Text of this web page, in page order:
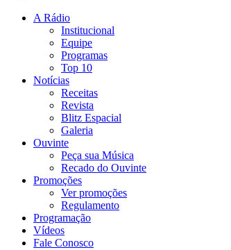
A Rádio
Institucional
Equipe
Programas
Top 10
Notícias
Receitas
Revista
Blitz Espacial
Galeria
Ouvinte
Peça sua Música
Recado do Ouvinte
Promoções
Ver promoções
Regulamento
Programação
Vídeos
Fale Conosco